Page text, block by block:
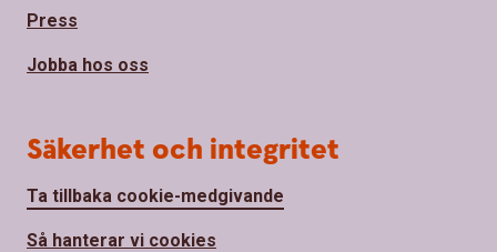
Press
Jobba hos oss
Säkerhet och integritet
Ta tillbaka cookie-medgivande
Så hanterar vi cookies